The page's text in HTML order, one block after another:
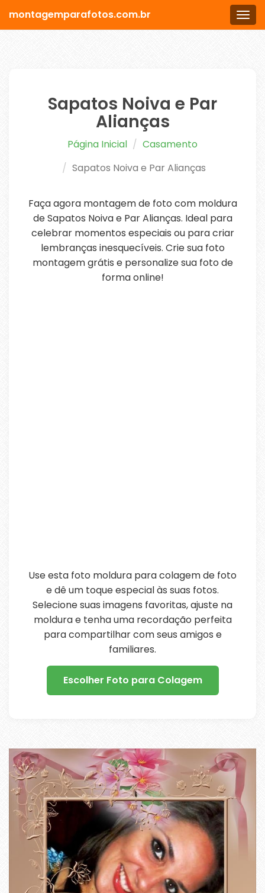
Menu
montagemparafotos.com.br
Sapatos Noiva e Par
Alianças
Página Inicial
Casamento
Sapatos Noiva e Par Alianças
Faça agora montagem de foto com moldura
de Sapatos Noiva e Par Alianças. Ideal para
celebrar momentos especiais ou para criar
lembranças inesquecíveis. Crie sua foto
montagem grátis e personalize sua foto de
forma online!
Use esta foto moldura para colagem de foto
e dê um toque especial às suas fotos.
Selecione suas imagens favoritas, ajuste na
moldura e tenha uma recordação perfeita
para compartilhar com seus amigos e
familiares.
Escolher Foto para Colagem